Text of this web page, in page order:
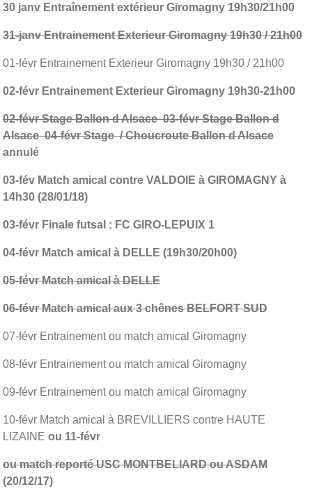
30 janv Entraînement extérieur Giromagny 19h30/21h00
31-janv Entrainement Exterieur Giromagny 19h30 / 21h00
01-févr Entrainement Exterieur Giromagny 19h30 / 21h00
02-févr Entrainement Exterieur Giromagny 19h30-21h00
02-févr Stage Ballon d Alsace 03-févr Stage Ballon d
Alsace 04-févr Stage / Choucroute Ballon d Alsace
annulé
03-fév Match amical contre VALDOIE à GIROMAGNY à
14h30 (28/01/18)
03-févr Finale futsal : FC GIRO-LEPUIX 1
04-févr Match amical à DELLE (19h30/20h00)
05-févr Match amical à DELLE
06-févr Match amical aux 3 chênes BELFORT SUD
07-févr Entrainement ou match amical Giromagny
08-févr Entrainement ou match amical Giromagny
09-févr Entrainement ou match amical Giromagny
10-févr Match amical à BREVILLIERS contre HAUTE
LIZAINE ou 11-févr
ou match reporté USC MONTBELIARD ou ASDAM
(20/12/17)